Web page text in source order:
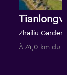
À 74,0 km du